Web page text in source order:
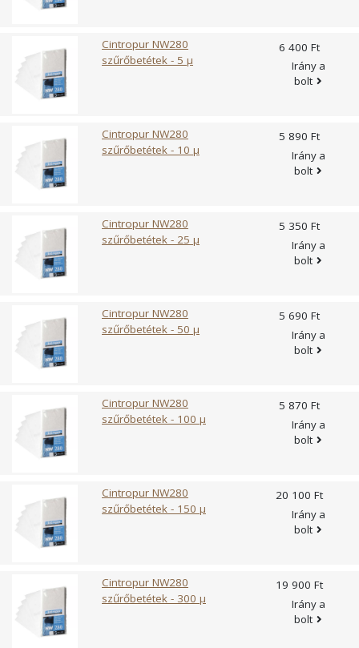
Cintropur NW280
szűrőbetétek - 5 µ
6 400 Ft
Irány a
bolt
Cintropur NW280
szűrőbetétek - 10 µ
5 890 Ft
Irány a
bolt
Cintropur NW280
szűrőbetétek - 25 µ
5 350 Ft
Irány a
bolt
Cintropur NW280
szűrőbetétek - 50 µ
5 690 Ft
Irány a
bolt
Cintropur NW280
szűrőbetétek - 100 µ
5 870 Ft
Irány a
bolt
Cintropur NW280
szűrőbetétek - 150 µ
20 100 Ft
Irány a
bolt
Cintropur NW280
szűrőbetétek - 300 µ
19 900 Ft
Irány a
bolt